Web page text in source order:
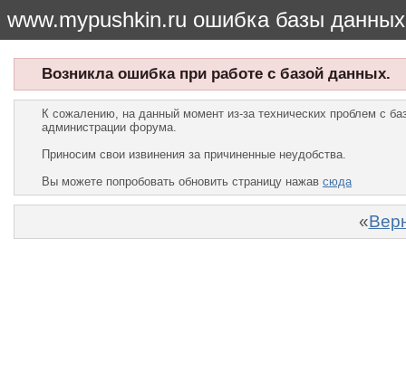
www.mypushkin.ru ошибка базы данных
Возникла ошибка при работе с базой данных.
К сожалению, на данный момент из-за технических проблем с
администрации форума.
Приносим свои извинения за причиненные неудобства.
Вы можете попробовать обновить страницу нажав сюда
«